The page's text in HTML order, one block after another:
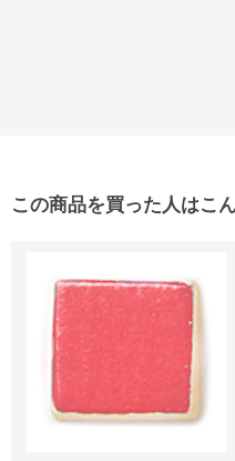
この商品を買った人はこ